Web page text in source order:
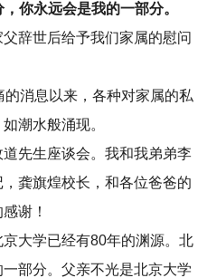
你永远会是我的一部分。
辞世后给予我们家属的慰问
消息以来，各种对家属的私
潮水般涌现。
先生座谈会。我和我弟弟李
龚旗煌校长，和各位爸爸的
谢！
大学已经有80年的渊源。北
部分。父亲不光是北京大学